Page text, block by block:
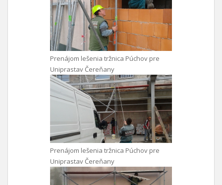
Prenájom lešenia tržnica Púchov pre
Uniprastav Čereňany
Prenájom lešenia tržnica Púchov pre
Uniprastav Čereňany